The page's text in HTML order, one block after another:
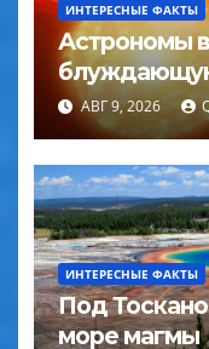
ИНТЕРЕСНЫЕ ФАКТЫ
Астрономы
пределами
АВГ 9, 2026
ИНТЕРЕСНЫЕ ФАКТЫ
Под
море магмы